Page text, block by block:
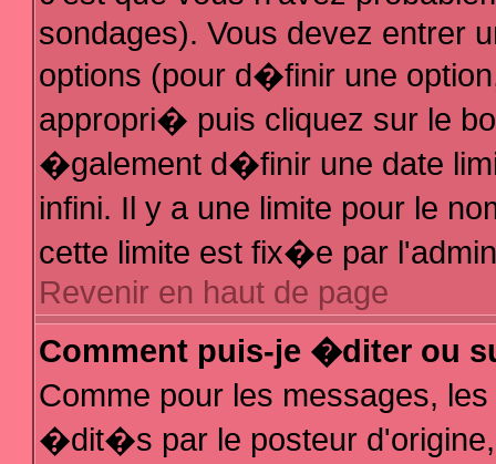
sondages). Vous devez entrer
options (pour d�finir une
appropri� puis cliquez sur le
�galement d�finir une date
infini. Il y a une limite pour le
cette limite est fix�e par
Revenir en haut de page
Comment puis-je �diter ou
Comme pour les messages,
�dit�s par le posteur